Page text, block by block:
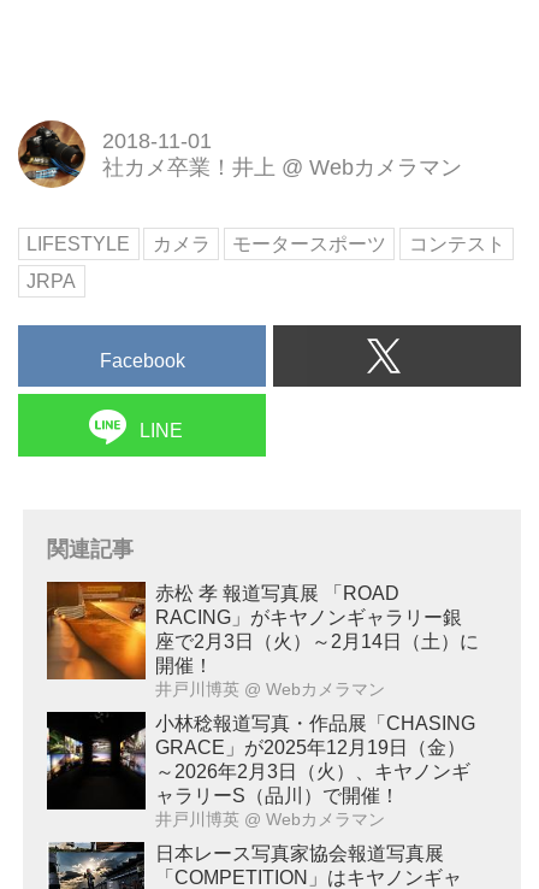
2018-11-01
社カメ卒業！井上 @ Webカメラマン
LIFESTYLE カメラ モータースポーツ
コンテスト
JRPA
Facebook
LINE
関連記事
赤松 孝 報道写真展 「ROAD
RACING」がキヤノンギャラリー銀
座で2月3日（火）～2月14日（土）に
開催！
井戸川博英 @ Webカメラマン
小林稔報道写真・作品展「CHASING
GRACE」が2025年12月19日（金）
～2026年2月3日（火）、キヤノンギ
ャラリーS（品川）で開催！
井戸川博英 @ Webカメラマン
日本レース写真家協会報道写真展
「COMPETITION」はキヤノンギャ